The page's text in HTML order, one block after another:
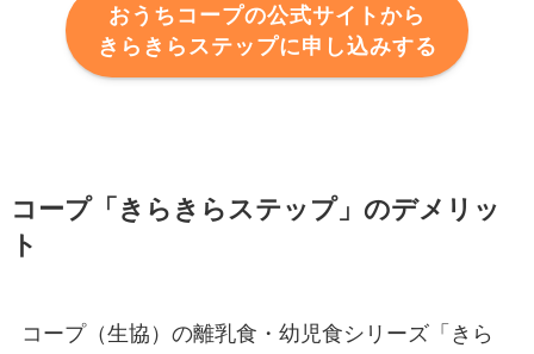
おうちコープの公式サイトから
きらきらステップに申し込みする
コープ「きらきらステップ」のデメリッ
ト
コープ（生協）の離乳食・幼児食シリーズ「きら